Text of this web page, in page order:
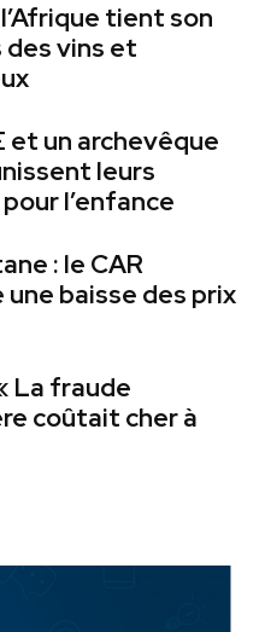
tient son
des vins et
et un archevêque
leurs
l’enfance
: le CAR
une baisse des prix
La fraude
coûtait cher à